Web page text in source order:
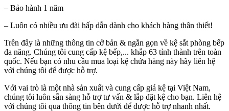
– Bảo hành 1 năm
– Luôn có nhiều ưu đãi hấp dẫn dành cho khách hàng thân thiết!
Trên đây là những thông tin cở bản & ngắn gọn về kệ sắt phòng bếp
đa năng. Chúng tôi cung cấp kệ bếp,... khắp 63 tỉnh thành trên toàn
quốc. Nếu bạn có nhu cầu mua loại kệ chứa hàng này hãy liên hệ
với chúng tôi để được hỗ trợ.
Với vai trò là một nhà sản xuất và cung cấp giá kệ tại Việt Nam,
chúng tôi luôn sẵn sàng hỗ trợ tư vấn & lắp đặt kệ cho bạn. Liên hệ
với chúng tôi qua thông tin bên dưới để được hỗ trợ nhanh nhất.